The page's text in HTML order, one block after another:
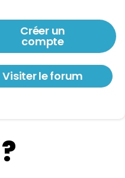
Créer un
compte
Visiter le forum